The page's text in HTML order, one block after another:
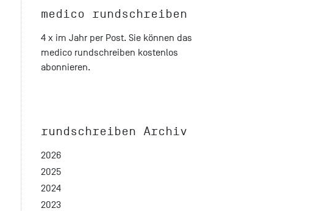
medico rundschreiben
4 x im Jahr per Post. Sie können das
medico rundschreiben kostenlos
abonnieren.
rundschreiben Archiv
2026
2025
2024
2023